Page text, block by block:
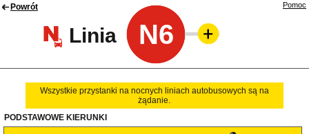
Powrót
Linia N6
Pomoc
Wszystkie przystanki na nocnych liniach autobusowych są na
żądanie.
PODSTAWOWE KIERUNKI